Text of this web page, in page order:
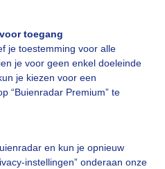
toegang
je toestemming voor alle
je voor geen enkel doeleinde
je kiezen voor een
“Buienradar Premium” te
en kun je opnieuw
instellingen” onderaan onze